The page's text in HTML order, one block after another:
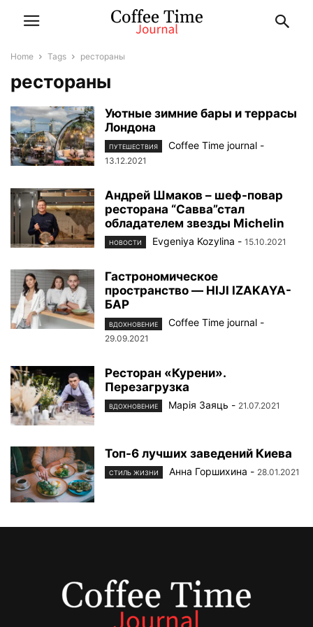
Home Tags рестораны
рестораны
Уютные зимние бары и террасы
Лондона
ПУТЕШЕСТВИЯ Coffee Time journal -
13.12.2021
Андрей Шмаков – шеф-повар
ресторана “Савва”стал
обладателем звезды Michelin
НОВОСТИ Evgeniya Kozylina - 15.10.2021
Гастрономическое
пространство — HIJI IZAKAYA-
БАР
ВДОХНОВЕНИЕ Coffee Time journal -
29.09.2021
Ресторан «Курени».
Перезагрузка
ВДОХНОВЕНИЕ Марiя Заяць - 21.07.2021
Топ-6 лучших заведений Киева
СТИЛЬ ЖИЗНИ Анна Горшихина - 28.01.2021